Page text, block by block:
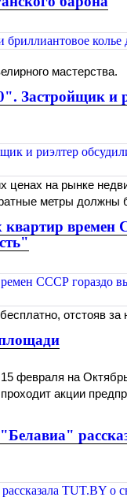
мастерства.
Застройщик и
на рынке
метры должны
квартир
отстояв
15 февраля на
проходит акции